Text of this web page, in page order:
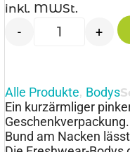
inkl. MWSt.
- +
Alle Produkte, Bodys
Ein kurzärmliger
Bund am Nacken